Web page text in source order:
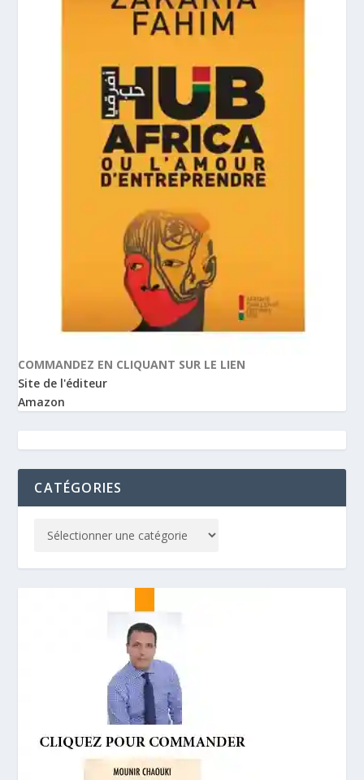
COMMANDEZ EN CLIQUANT SUR LE LIEN
Site de l'éditeur
Amazon
CATÉGORIES